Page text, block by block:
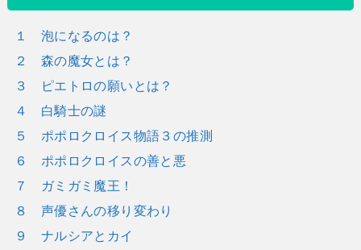
１ 泡になるのは？
２ 森の魔女とは？
３ ピエトロの願いとは？
４ 白騎士の謎
５ ポポロクロイス物語３の推測
６ ポポロクロイスの善と悪
７ ガミガミ魔王！
８ 声優さんの移り変わり
９ ナルシアとカイ